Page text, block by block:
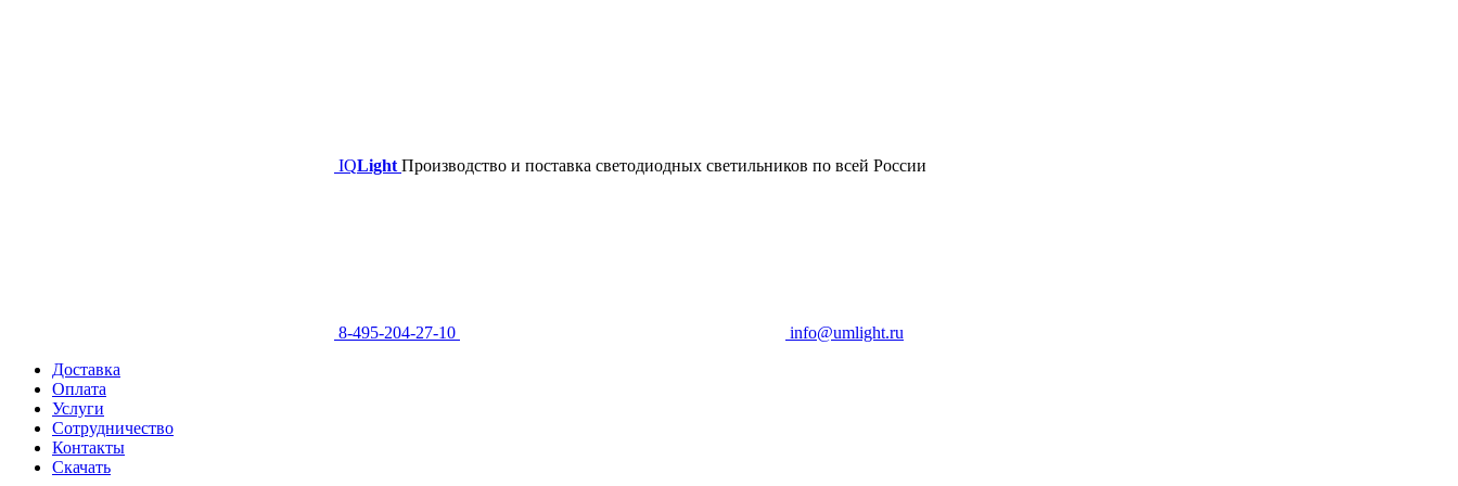
IQLight Производство и поставка светодиодных светильников по всей России
8-495-204-27-10
info@umlight.ru
Доставка
Оплата
Услуги
Сотрудничество
Контакты
Скачать